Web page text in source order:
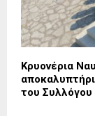
Κρυονέρια
του